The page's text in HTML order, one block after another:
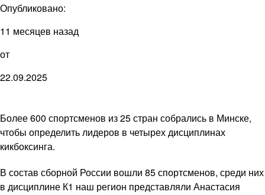
Опубликовано:
11 месяцев назад
от
22.09.2025
Более 600 спортсменов из 25 стран собрались в Минске,
чтобы определить лидеров в четырех дисциплинах
кикбоксинга.
В состав сборной России вошли 85 спортсменов, среди них
в дисциплине К1 наш регион представляли Анастасия